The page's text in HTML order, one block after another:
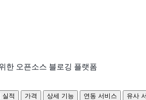
한 오픈소스 블로깅 플랫폼
실적 가격 상세 기능 연동 서비스 유사